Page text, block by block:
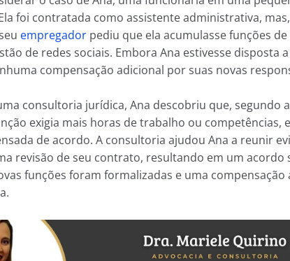
foi contratada como assistente administrativa,
empregadorpediu que ela acumulasse funções
de redes sociais. Embora Ana estivesse disposta
compensação adicional por suas novas
consultoria jurídica, Ana descobriu que, segundo
exigia mais horas de trabalho ou competências,
de acordo. A consultoria ajudou Ana a reunir
revisão de seu contrato, resultando em um acordo
funções foram formalizadas e uma compensação